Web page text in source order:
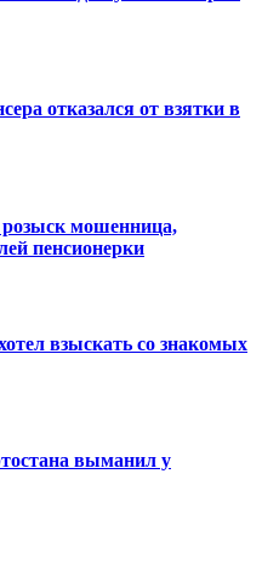
отказался от взятки в
мошенница,
пенсионерки
взыскать со знакомых
выманил у